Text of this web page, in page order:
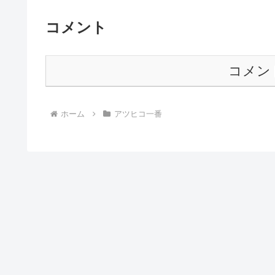
コメント
コメン
ホーム アツヒコ一番